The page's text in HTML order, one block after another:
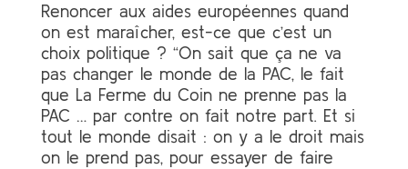
Renoncer aux aides européennes quand
on est maraîcher, est-ce que c’est un
choix politique ? “On sait que ça ne va
pas changer le monde de la PAC, le fait
que La Ferme du Coin ne prenne pas la
PAC … par contre on fait notre part. Et si
tout le monde disait : on y a le droit mais
on le prend pas, pour essayer de faire